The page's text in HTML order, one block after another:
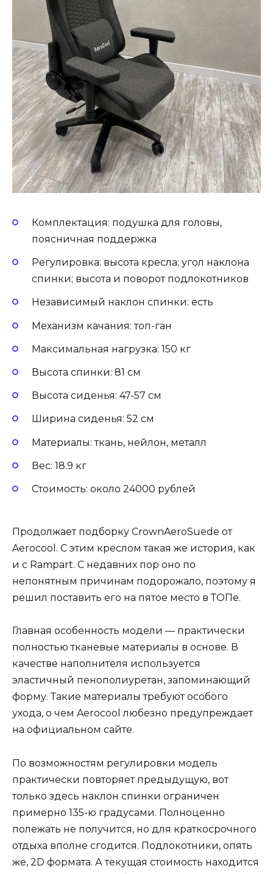
Комплектация: подушка для головы,
поясничная поддержка
Регулировка: высота кресла; угол наклона
спинки; высота и поворот подлокотников
Независимый наклон спинки: есть
Механизм качания: топ-ган
Максимальная нагрузка: 150 кг
Высота спинки: 81 см
Высота сиденья: 47-57 см
Ширина сиденья: 52 см
Материалы: ткань, нейлон, металл
Вес: 18.9 кг
Стоимость: около 24000 рублей
Продолжает подборку CrownAeroSuede от
Aerocool. С этим креслом такая же история, как
и с Rampart. С недавних пор оно по
непонятным причинам подорожало, поэтому я
решил поставить его на пятое место в ТОПе.
Главная особенность модели — практически
полностью тканевые материалы в основе. В
качестве наполнителя используется
эластичный пенополиуретан, запоминающий
форму. Такие материалы требуют особого
ухода, о чем Aerocool любезно предупреждает
на официальном сайте.
По возможностям регулировки модель
практически повторяет предыдущую, вот
только здесь наклон спинки ограничен
примерно 135-ю градусами. Полноценно
полежать не получится, но для краткосрочного
отдыха вполне сгодится. Подлокотники, опять
же, 2D формата. А текущая стоимость находится